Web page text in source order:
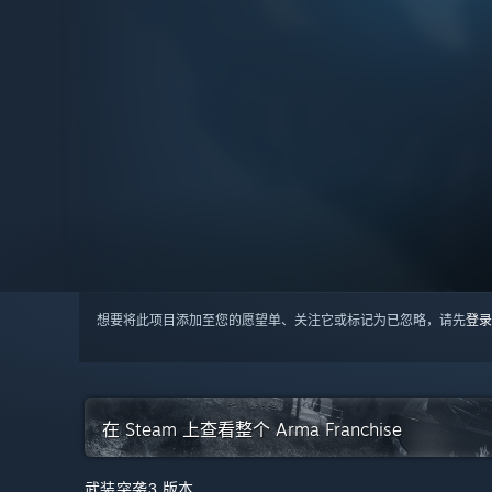
想要将此项目添加至您的愿望单、关注它或标记为已忽略，请先登录
在 Steam 上查看整个 Arma Franchise